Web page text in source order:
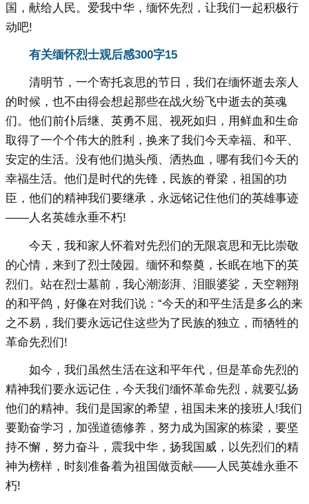
国，献给人民。爱我中华，缅怀先烈，让我们一起积极行
动吧!
有关缅怀烈士观后感300字15
清明节，一个寄托哀思的节日，我们在缅怀逝去亲人
的时候，也不由得会想起那些在战火纷飞中逝去的英魂
们。他们前仆后继、英勇不屈、视死如归，用鲜血和生命
取得了一个个伟大的胜利，换来了我们今天幸福、和平、
安定的生活。没有他们抛头颅、洒热血，哪有我们今天的
幸福生活。他们是时代的先锋，民族的脊梁，祖国的功
臣，他们的精神我们要继承，永远铭记住他们的英雄事迹
——人名英雄永垂不朽!
今天，我和家人怀着对先烈们的无限哀思和无比崇敬
的心情，来到了烈士陵园。缅怀和祭奠，长眠在地下的英
烈们。站在烈士墓前，我心潮澎湃、泪眼婆娑，天空翱翔
的和平鸽，好像在对我们说：“今天的和平生活是多么的来
之不易，我们要永远记住这些为了民族的独立，而牺牲的
革命先烈们!
如今，我们虽然生活在这和平年代，但是革命先烈的
精神我们要永远记住，今天我们缅怀革命先烈，就要弘扬
他们的精神。我们是国家的希望，祖国未来的接班人!我们
要勤奋学习，加强道德修养，努力成为国家的栋梁，要坚
持不懈，努力奋斗，震我中华，扬我国威，以先烈们的精
神为榜样，时刻准备着为祖国做贡献——人民英雄永垂不
朽!